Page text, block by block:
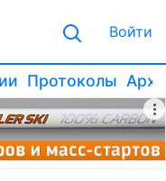
Войти
Протоколы